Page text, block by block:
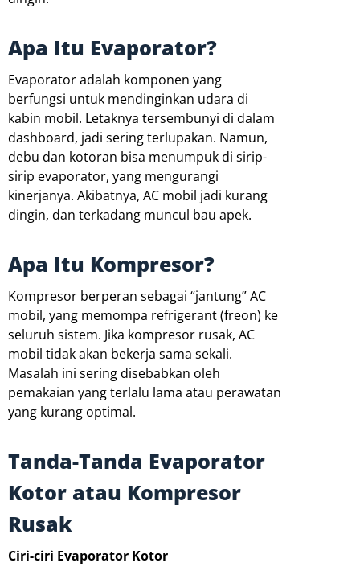
Apa Itu Evaporator?
Evaporator adalah komponen yang
berfungsi untuk mendinginkan udara di
kabin mobil. Letaknya tersembunyi di dalam
dashboard, jadi sering terlupakan. Namun,
debu dan kotoran bisa menumpuk di sirip-
sirip evaporator, yang mengurangi
kinerjanya. Akibatnya, AC mobil jadi kurang
dingin, dan terkadang muncul bau apek.
Apa Itu Kompresor?
Kompresor berperan sebagai “jantung” AC
mobil, yang memompa refrigerant (freon) ke
seluruh sistem. Jika kompresor rusak, AC
mobil tidak akan bekerja sama sekali.
Masalah ini sering disebabkan oleh
pemakaian yang terlalu lama atau perawatan
yang kurang optimal.
Tanda-Tanda Evaporator
Kotor atau Kompresor
Rusak
Ciri-ciri Evaporator Kotor